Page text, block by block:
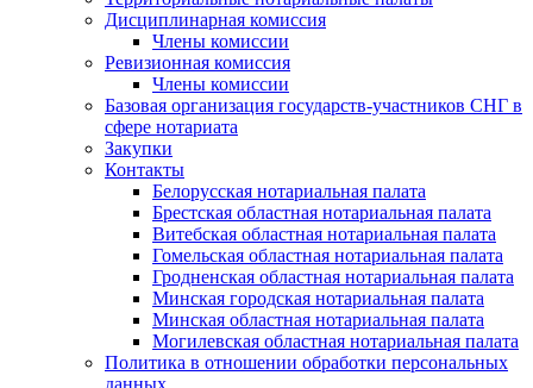
Дисциплинарная комиссия
Члены комиссии
Ревизионная комиссия
Члены комиссии
Базовая организация государств-участников СНГ в
сфере нотариата
Закупки
Контакты
Белорусская нотариальная палата
Брестская областная нотариальная палата
Витебская областная нотариальная палата
Гомельская областная нотариальная палата
Гродненская областная нотариальная палата
Минская городская нотариальная палата
Минская областная нотариальная палата
Могилевская областная нотариальная палата
Политика в отношении обработки персональных